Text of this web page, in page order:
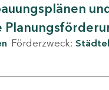
Förderzweck: